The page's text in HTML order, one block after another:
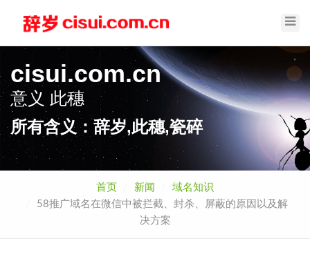
cisui.com.cn
意义此穗
所有含义：辞岁,此穗,瓷碎
首页 新闻
域名知识
58推广域名在微信中被拦截、封杀、屏蔽的原因以及解
决方案